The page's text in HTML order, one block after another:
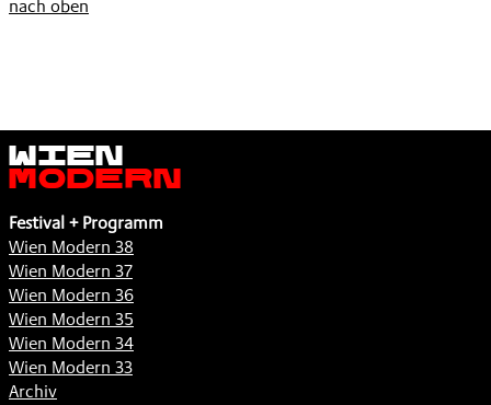
nach oben
Wien
Modern
Festival + Programm
Wien Modern 38
Wien Modern 37
Wien Modern 36
Wien Modern 35
Wien Modern 34
Wien Modern 33
Archiv